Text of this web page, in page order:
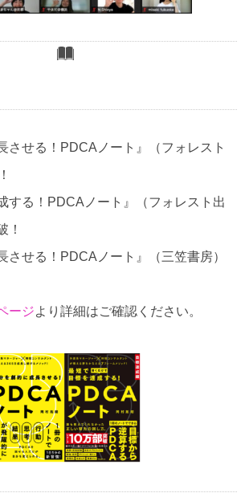
させる！PDCAノート』（フォレスト
する！PDCAノート』（フォレスト出
！
させる！PDCAノート』（三笠書房）
ージより詳細はご確認ください。